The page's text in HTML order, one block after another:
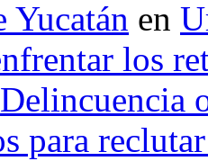
Yucatán en
los
Delincuencia
para